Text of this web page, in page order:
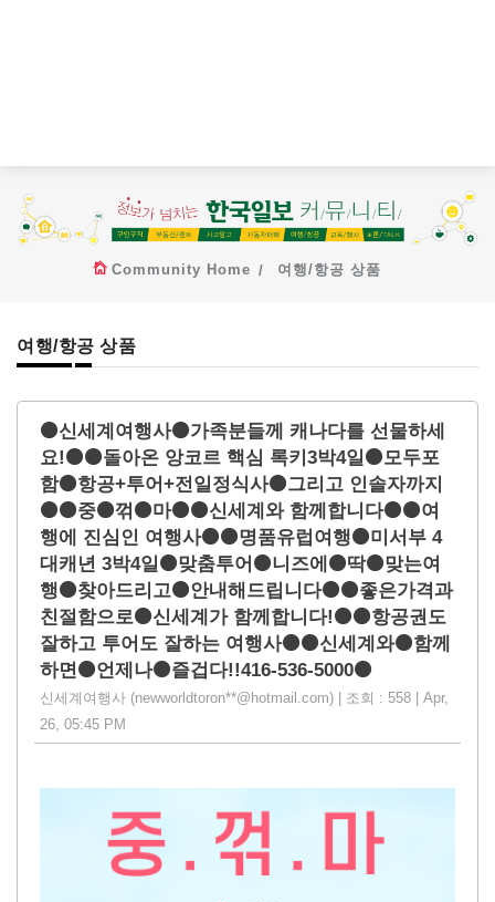
Community Home 여행/항공 상품
여행/항공 상품
⚫신세계여행사⚫가족분들께 캐나다를 선물하세
요!⚫⚫돌아온 앙코르 핵심 록키3박4일⚫모두포
함⚫항공+투어+전일정식사⚫그리고 인솔자까지
⚫⚫중⚫꺾⚫마⚫⚫신세계와 함께합니다⚫⚫여
행에 진심인 여행사⚫⚫명품유럽여행⚫미서부 4
대캐년 3박4일⚫맞춤투어⚫니즈에⚫딱⚫맞는여
행⚫찾아드리고⚫안내해드립니다⚫⚫좋은가격과
친절함으로⚫신세계가 함께합니다!⚫⚫항공권도
잘하고 투어도 잘하는 여행사⚫⚫신세계와⚫함께
하면⚫언제나⚫즐겁다!!416-536-5000⚫
신세계여행사 (newworldtoron**@hotmail.com) | 조회 : 558 | Apr,
26, 05:45 PM